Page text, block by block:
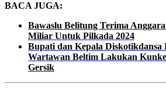
BACA JUGA:
Bawaslu Belitung Terima
Miliar Untuk Pilkada 2024
Bupati dan Kepala Diskotikdansa
Wartawan Beltim Lakukan
Gersik